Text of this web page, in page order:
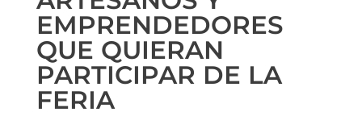
EMPRENDEDORES
QUE QUIERAN
PARTICIPAR DE LA
FERIA